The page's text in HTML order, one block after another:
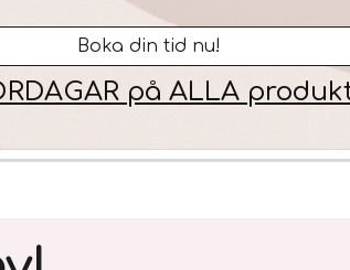
Boka din tid nu!
på ALLA